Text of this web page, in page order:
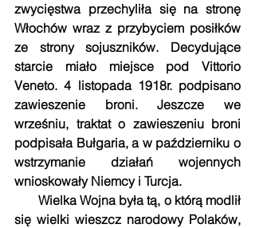
zwycięstwa przechyliła się na stronę
Włochów wraz z przybyciem posiłków
ze strony sojuszników. Decydujące
starcie miało miejsce pod Vittorio
Veneto. 4 listopada 1918r. podpisano
zawieszenie broni. Jeszcze we
wrześniu, traktat o zawieszeniu broni
podpisała Bułgaria, a w październiku o
wstrzymanie działań wojennych
wnioskowały Niemcy i Turcja.
się wielki wieszcz narodowy Polaków,